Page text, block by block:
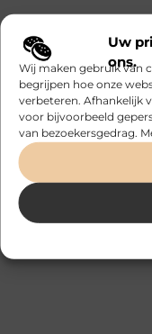
Uw
ons.
Wij maken gebruik van
begrijpen hoe onze
verbeteren. Afhankelijk
voor bijvoorbeeld
van bezoekersgedrag.